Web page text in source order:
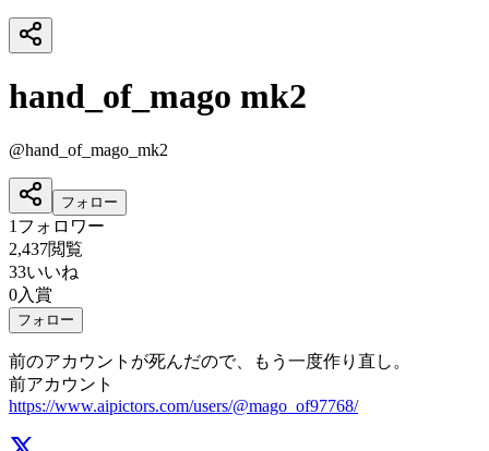
hand_of_mago mk2
@hand_of_mago_mk2
フォロー
1 フォロワー
2,437閲覧
33いいね
0入賞
フォロー
前のアカウントが死んだので、もう一度作り直し。
前アカウント
https://www.aipictors.com/users/@mago_of97768/